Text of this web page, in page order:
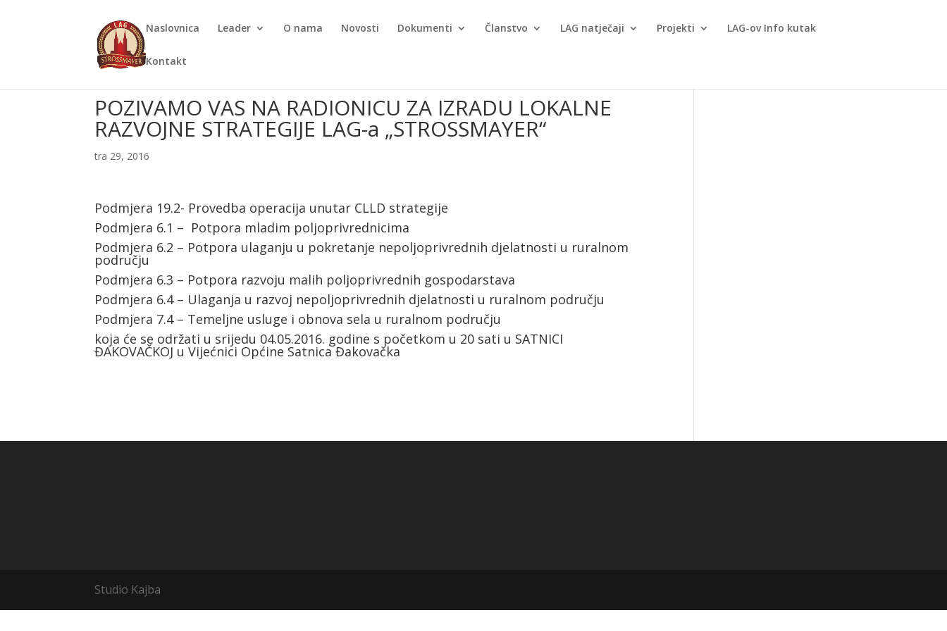
Naslovnica Leader O nama Novosti Dokumenti Članstvo LAG natječaji Projekti LAG-ov Info kutak
Kontakt
POZIVAMO VAS NA RADIONICU ZA IZRADU LOKALNE
RAZVOJNE STRATEGIJE LAG-a „STROSSMAYER“
tra 29, 2016
Podmjera 19.2- Provedba operacija unutar CLLD strategije
Podmjera 6.1 – Potpora mladim poljoprivrednicima
Podmjera 6.2 – Potpora ulaganju u pokretanje nepoljoprivrednih djelatnosti u ruralnom
području
Podmjera 6.3 – Potpora razvoju malih poljoprivrednih gospodarstava
Podmjera 6.4 – Ulaganja u razvoj nepoljoprivrednih djelatnosti u ruralnom području
Podmjera 7.4 – Temeljne usluge i obnova sela u ruralnom području
koja će se održati u srijedu 04.05.2016. godine s početkom u 20 sati u SATNICI
ĐAKOVAČKOJ u Vijećnici Općine Satnica Đakovačka
Studio Kajba